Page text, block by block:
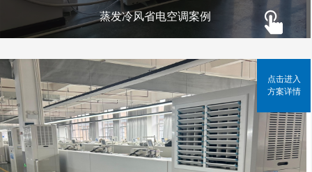
蒸发冷风省电空调案例
点击进入
方案详情